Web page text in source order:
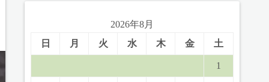
2026年8月
日
月 火 水 木 金 土
1